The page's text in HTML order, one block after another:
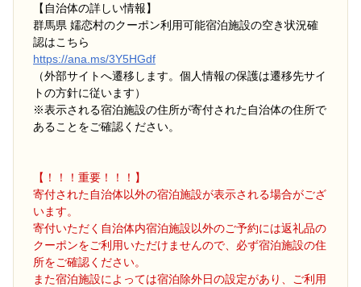
【自治体の詳しい情報】
群馬県 嬬恋村のクーポン利用可能宿泊施設の空き状況確
認はこちら
https://ana.ms/3Y5HGdf
（外部サイトへ遷移します。個人情報の保護は遷移先サイ
トの方針に従います）
※表示される宿泊施設の住所が寄付された自治体の住所で
あることをご確認ください。
【！！！重要！！！】
寄付された自治体以外の宿泊施設が表示される場合がござ
います。
寄付いただく自治体内宿泊施設以外のご予約には返礼品の
クーポンをご利用いただけませんので、必ず宿泊施設の住
所をご確認ください。
また宿泊施設によっては宿泊除外日の設定があり、ご利用